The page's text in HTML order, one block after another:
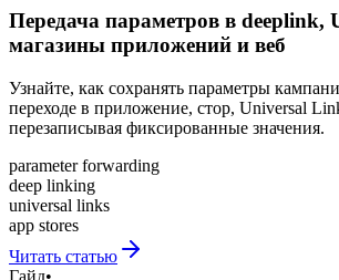
Передача параметров в deeplink,
магазины приложений и веб
Узнайте, как сохранять параметры
переходе в приложение, стор, Universal
перезаписывая фиксированные значения.
parameter forwarding
deep linking
universal links
app stores
Читать статью
Гайд•